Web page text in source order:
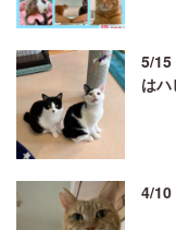
5/15
は
4/